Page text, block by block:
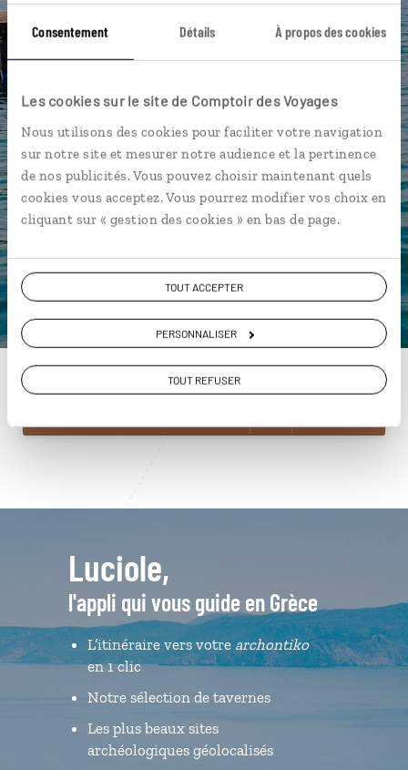
Consentement Détails À propos des cookies
Les cookies sur le site de Comptoir des Voyages
Nous utilisons des cookies pour faciliter votre navigation
sur notre site et mesurer notre audience et la pertinence
de nos publicités. Vous pouvez choisir maintenant quels
cookies vous acceptez. Vous pourrez modifier vos choix en
cliquant sur « gestion des cookies » en bas de page.
TOUT ACCEPTER
PERSONNALISER
TOUT REFUSER
près de vos envies et de la réalité du pays.
Échangez en face à face ou depuis nos studios
connectés en agence, mais aussi par email ou
pendant et après votre voyage.
ou
Construisez votre voyage avec un spécialiste Grèce
01 85 08 22 94
Du lundi au samedi de 09h30 à 18h30
Luciole,
l'appli qui vous guide en Grèce
L’itinéraire vers votre archontiko
en 1 clic
Notre sélection de tavernes
Les plus beaux sites
archéologiques géolocalisés